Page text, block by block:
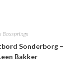
Boxsprings
Sonderborg –
Bakker